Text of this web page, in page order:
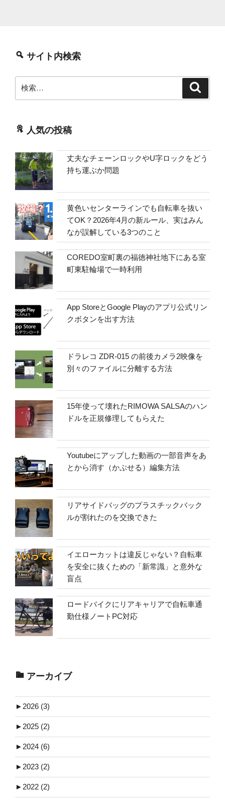
サイト内検索
索:
人気の投稿
丈夫なチェーンロックやU字ロックをどう
持ち運ぶか問題
黄色いセンターラインでも自転車を抜い
てOK？2026年4月の新ルール、実はみん
なが誤解している3つのこと
COREDO室町裏の福徳神社地下にある室
町東駐輪場で一時利用
App StoreとGoogle Playのアプリ公式リン
クボタンを出す方法
ドラレコ ZDR-015 の前後カメラ2映像を
別々のファイルに分離する方法
15年使って壊れたRIMOWA SALSAのハン
ドルを正規修理してもらえた
Youtubeにアップした動画の一部音声をあ
とから消す（かぶせる）編集方法
リアサイドバッグのプラスチックバック
ルが割れたのを交換できた
イエローカットは違反じゃない？自転車
を安全に抜くための「新常識」と意外な
盲点
ロードバイクにリアキャリアで自転車通
勤仕様ノートPC対応
アーカイブ
► 2026 (3)
► 2025 (2)
► 2024 (6)
► 2023 (2)
► 2022 (2)